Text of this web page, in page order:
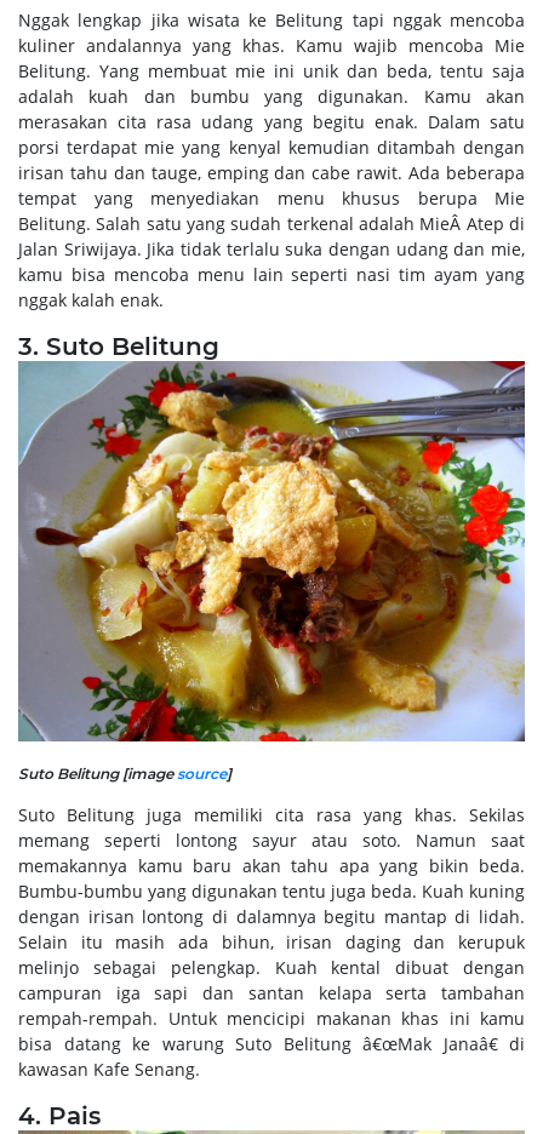
Nggak lengkap jika wisata ke Belitung tapi nggak mencoba
kuliner andalannya yang khas. Kamu wajib mencoba Mie
Belitung. Yang membuat mie ini unik dan beda, tentu saja
adalah kuah dan bumbu yang digunakan. Kamu akan
merasakan cita rasa udang yang begitu enak. Dalam satu
porsi terdapat mie yang kenyal kemudian ditambah dengan
irisan tahu dan tauge, emping dan cabe rawit. Ada beberapa
tempat yang menyediakan menu khusus berupa Mie
Belitung. Salah satu yang sudah terkenal adalah MieÂ Atep di
Jalan Sriwijaya. Jika tidak terlalu suka dengan udang dan mie,
kamu bisa mencoba menu lain seperti nasi tim ayam yang
nggak kalah enak.
3. Suto Belitung
Suto Belitung [imagesource]
Suto Belitung juga memiliki cita rasa yang khas. Sekilas
memang seperti lontong sayur atau soto. Namun saat
memakannya kamu baru akan tahu apa yang bikin beda.
Bumbu-bumbu yang digunakan tentu juga beda. Kuah kuning
dengan irisan lontong di dalamnya begitu mantap di lidah.
Selain itu masih ada bihun, irisan daging dan kerupuk
melinjo sebagai pelengkap. Kuah kental dibuat dengan
campuran iga sapi dan santan kelapa serta tambahan
rempah-rempah. Untuk mencicipi makanan khas ini kamu
bisa datang ke warung Suto Belitung â€œMak Janaâ€ di
kawasan Kafe Senang.
4. Pais